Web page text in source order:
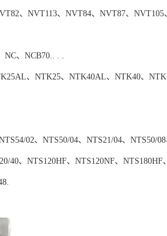
、NVT113、NVT84、NVT87、NVT105
NC、NCB70.. . .
、NTK25、NTK40AL、NTK40、
02、NTS50/04、NTS21/04、NTS50/08
40、NTS120HF、NTS120NF、NTS180HF